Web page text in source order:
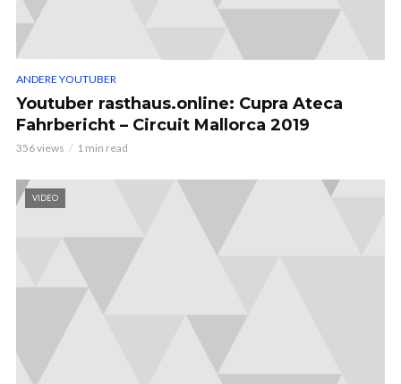
ANDERE YOUTUBER
Youtuber rasthaus.online: Cupra Ateca
Fahrbericht – Circuit Mallorca 2019
356 views 1 min read
VIDEO